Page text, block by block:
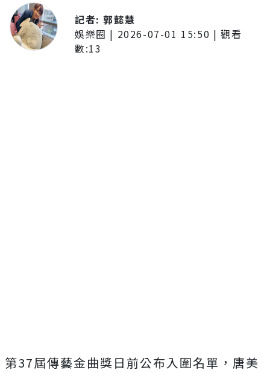
記者:郭懿慧
娛樂圈 | 2026-07-01 15:50 | 觀看
數:13
第37屆傳藝金曲獎日前公布入圍名單，唐美